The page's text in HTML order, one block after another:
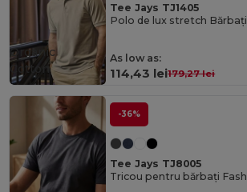
Tee Jays TJ1405
Polo de lux stretch Bărbați
As low as:
114,43 lei179,27 lei
Organic
Cotton
-36%
Tee Jays TJ8005